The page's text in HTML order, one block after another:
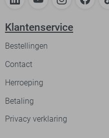
Klantenservice
Bestellingen
Contact
Herroeping
Betaling
Privacy verklaring